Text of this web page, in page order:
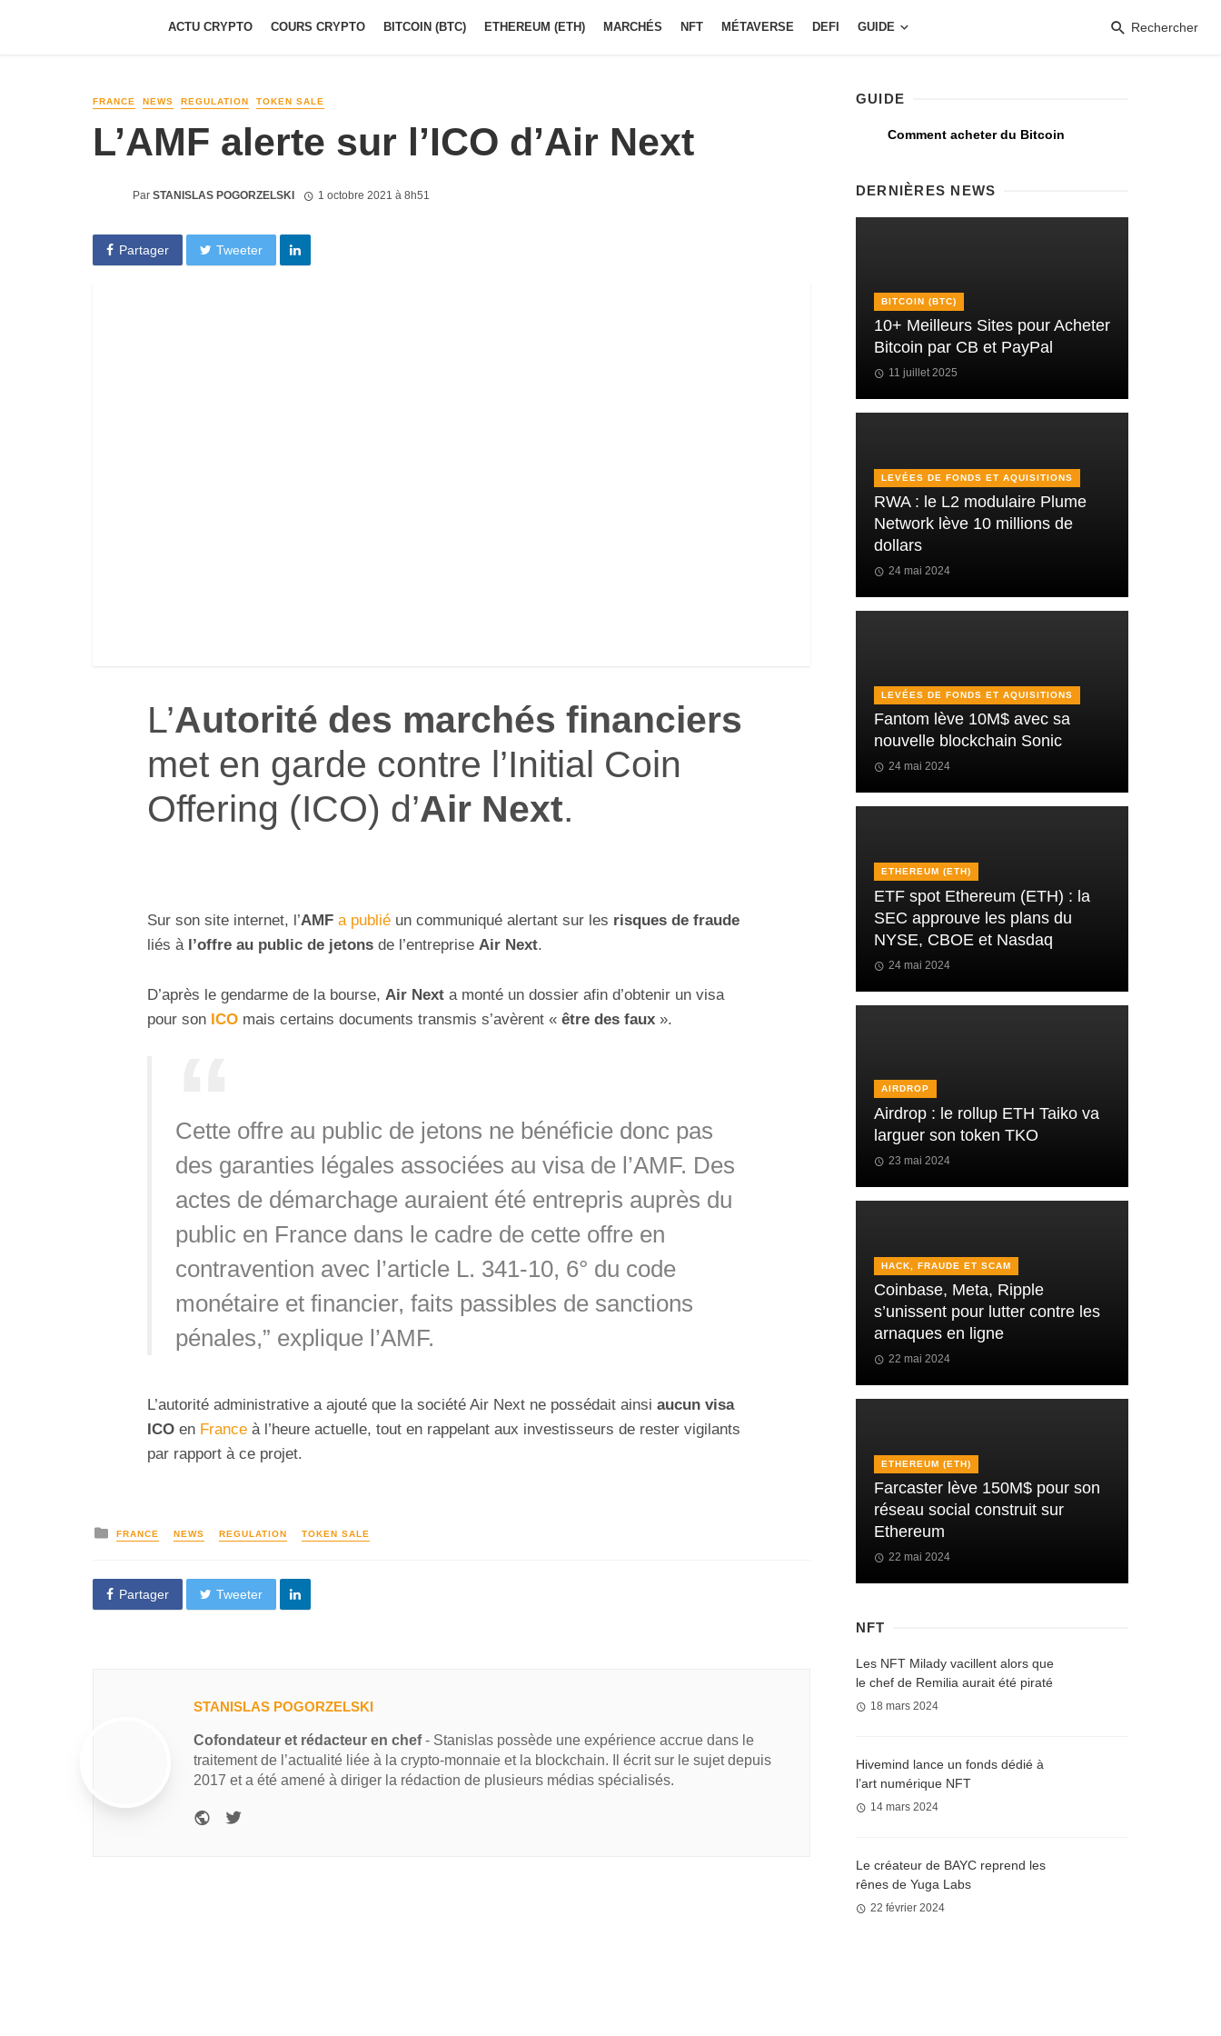
ACTU CRYPTO COURS CRYPTO BITCOIN (BTC) ETHEREUM (ETH) MARCHÉS NFT MÉTAVERSE DEFI GUIDE Rechercher
FRANCE NEWS REGULATION TOKEN SALE
L’AMF alerte sur l’ICO d’Air Next
Par STANISLAS POGORZELSKI 1 octobre 2021 à 8h51
Partager Tweeter
L’Autorité des marchés financiers
met en garde contre l’Initial Coin
Offering (ICO) d’Air Next.
Sur son site internet, l’AMF a publié un communiqué alertant sur les risques de fraude
liés à l’offre au public de jetons de l’entreprise Air Next.
D’après le gendarme de la bourse, Air Next a monté un dossier afin d’obtenir un visa
pour son ICO mais certains documents transmis s’avèrent « être des faux ».
Cette offre au public de jetons ne bénéficie donc pas
des garanties légales associées au visa de l’AMF. Des
actes de démarchage auraient été entrepris auprès du
public en France dans le cadre de cette offre en
contravention avec l’article L. 341-10, 6° du code
monétaire et financier, faits passibles de sanctions
pénales,” explique l’AMF.
L’autorité administrative a ajouté que la société Air Next ne possédait ainsi aucun visa
ICO en France à l’heure actuelle, tout en rappelant aux investisseurs de rester vigilants
par rapport à ce projet.
FRANCE NEWS REGULATION TOKEN SALE
Partager Tweeter
STANISLAS POGORZELSKI
Cofondateur et rédacteur en chef- Stanislas possède une expérience accrue dans le
traitement de l’actualité liée à la crypto-monnaie et la blockchain. Il écrit sur le sujet depuis
2017 et a été amené à diriger la rédaction de plusieurs médias spécialisés.
GUIDE
Comment acheter du Bitcoin
DERNIÈRES NEWS
BITCOIN (BTC)
10+ Meilleurs Sites pour Acheter
Bitcoin par CB et PayPal
11 juillet 2025
LEVÉES DE FONDS ET AQUISITIONS
RWA : le L2 modulaire Plume
Network lève 10 millions de
dollars
24 mai 2024
LEVÉES DE FONDS ET AQUISITIONS
Fantom lève 10M$ avec sa
nouvelle blockchain Sonic
24 mai 2024
ETHEREUM (ETH)
ETF spot Ethereum (ETH) : la
SEC approuve les plans du
NYSE, CBOE et Nasdaq
24 mai 2024
AIRDROP
Airdrop : le rollup ETH Taiko va
larguer son token TKO
23 mai 2024
HACK, FRAUDE ET SCAM
Coinbase, Meta, Ripple
s’unissent pour lutter contre les
arnaques en ligne
22 mai 2024
ETHEREUM (ETH)
Farcaster lève 150M$ pour son
réseau social construit sur
Ethereum
22 mai 2024
NFT
Les NFT Milady vacillent alors que
le chef de Remilia aurait été piraté
18 mars 2024
Hivemind lance un fonds dédié à
l’art numérique NFT
14 mars 2024
Le créateur de BAYC reprend les
rênes de Yuga Labs
22 février 2024